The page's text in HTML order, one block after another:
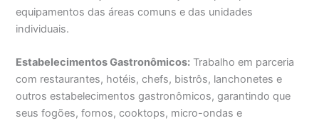
equipamentos das áreas comuns e das unidades
individuais.
Estabelecimentos Gastronômicos: Trabalho em parceria
com restaurantes, hotéis, chefs, bistrôs, lanchonetes e
outros estabelecimentos gastronômicos, garantindo que
seus fogões, fornos, cooktops, micro-ondas e